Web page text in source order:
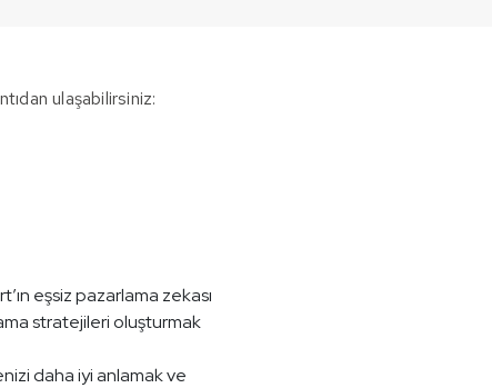
ulaşabilirsiniz:
eşsiz pazarlama zekası
stratejileri oluşturmak
daha iyi anlamak ve